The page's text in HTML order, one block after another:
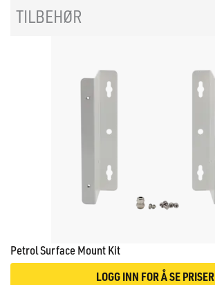
TILBEHØR
Petrol Surface Mount Kit
LOGG INN FOR Å SE PRISER